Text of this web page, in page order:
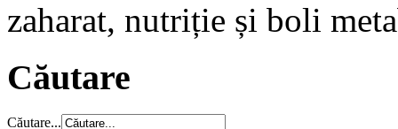
zaharat, nutriție și boli
Căutare
Căutare...